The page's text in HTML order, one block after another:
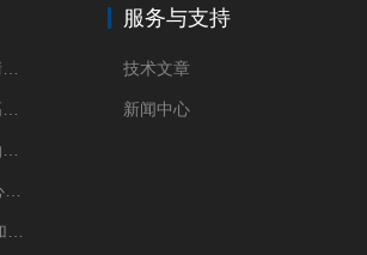
服务与支持
技术文章
新闻中心